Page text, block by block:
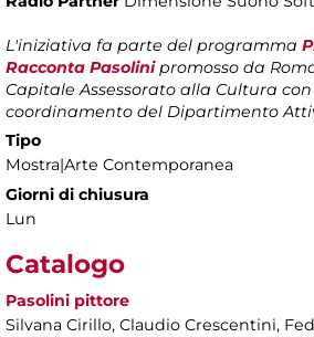
L'iniziativa fa parte del programma
Racconta Pasolinipromosso da
CapitaleAssessorato alla Cultura
coordinamento del Dipartimento
Tipo
Mostra|Arte Contemporanea
Giorni di chiusura
Lun
Catalogo
Pasolini pittore
Silvana Cirillo, Claudio Crescentini,